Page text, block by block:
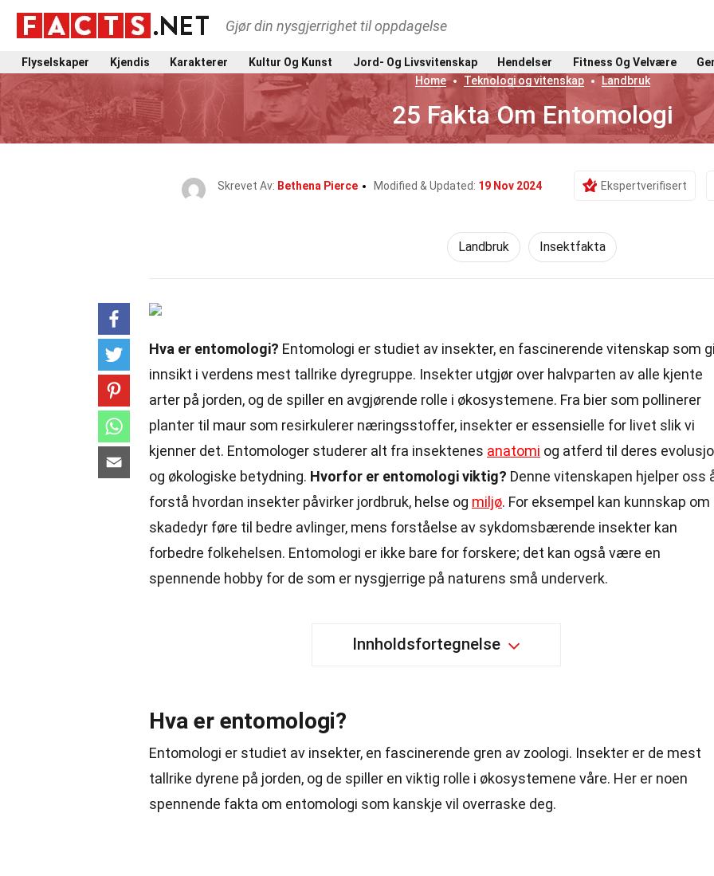
Gjør din nysgjerrighet til oppdagelse
Flyselskaper Kjendis Karakterer Kultur Og Kunst Jord- Og Livsvitenskap Hendelser Fitness Og Velvære
Home
Teknologi og vitenskap Landbruk
25 Fakta Om Entomologi
Skrevet Av: Bethena Pierce Modified & Updated: 19 Nov 2024 Ekspertverifisert
Landbruk Insektfakta
Hva er entomologi? Entomologi er studiet av insekter, en fascinerende vitenskap som
innsikt i verdens mest tallrike dyregruppe. Insekter utgjør over halvparten av alle kjente
arter på jorden, og de spiller en avgjørende rolle i økosystemene. Fra bier som pollinerer
planter til maur som resirkulerer næringsstoffer, insekter er essensielle for livet slik vi
kjenner det. Entomologer studerer alt fra insektenes anatomi og atferd til deres
og økologiske betydning. Hvorfor er entomologi viktig? Denne vitenskapen hjelper oss
forstå hvordan insekter påvirker jordbruk, helse og miljø. For eksempel kan kunnskap om
skadedyr føre til bedre avlinger, mens forståelse av sykdomsbærende insekter kan
forbedre folkehelsen. Entomologi er ikke bare for forskere; det kan også være en
spennende hobby for de som er nysgjerrige på naturens små underverk.
Innholdsfortegnelse
Hva er entomologi?
Entomologi er studiet av insekter, en fascinerende gren av zoologi. Insekter er de mest
tallrike dyrene på jorden, og de spiller en viktig rolle i økosystemene våre. Her er noen
spennende fakta om entomologi som kanskje vil overraske deg.